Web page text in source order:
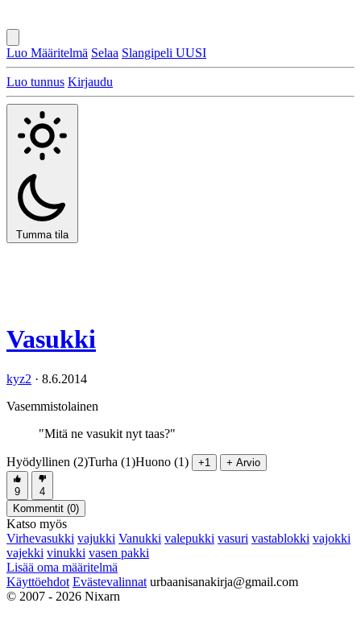
Luo Määritelmä Selaa Slangipeli UUSI
Luo tunnus Kirjaudu
Tumma tila
Vasukki
kyz2 · 8.6.2014
Vasemmistolainen
"Mitä ne vasukit nyt taas?"
Hyödyllinen (2)Turha (1)Huono (1) +1 + Arvio
9
4
Kommentit (0)
Katso myös
Virhevasukki vajukki Vanukki valepukki vasuri vastablokki vajokki
vajekki vinukki vasen pakki
Lisää oma määritelmä
Käyttöehdot Evästevalinnat urbaanisanakirja@gmail.com
© 2007 - 2026 Nixarn